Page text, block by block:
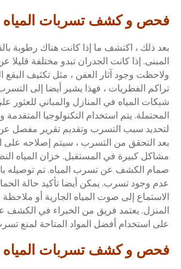
فحص و كشف تسربات المياه
بعد ذلك ، اكتشف ما إذا كانت هناك رطوبة
المبنى. إذا كانت الجدران تبدو مختلفة قليلا
ولاحظت وجود آثار العفن ، مثل تكثيف البقع
تراكم الفطريات ، فهذا يشير أيضا إلى
شبكات المياه في المنازل والمباني للعثور
المحتملة. يتم استخدام التكنولوجيا
لتحديد سبب التسرب وتقديم تقرير مفصل عن
بعد التحقق من التسرب ، سيتم إصلاحه على
مشاكل كبيرة في المستقبل. خزان المياه
صمام الكشف عن تسرب المياه. تم توصيله
عدم وجود تسرب. يمكن أيضا تأكيد حالة
الاستماع إلى صوت المياه الجارية أو
المنزل. يعتمد فريق من الخبراء في الكشف
على استخدام أفضل المواد المتاحة لمنع
فحص و كشف تسربات المياه